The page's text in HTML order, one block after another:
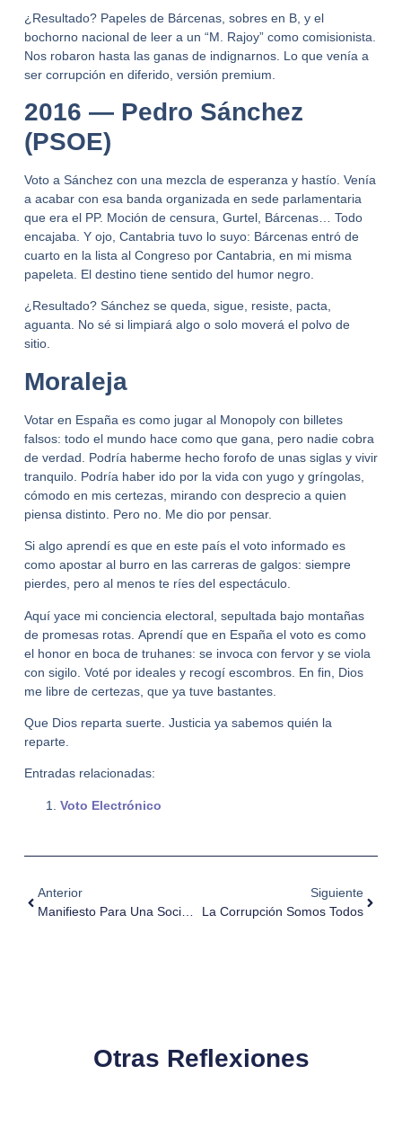
¿Resultado? Papeles de Bárcenas, sobres en B, y el
bochorno nacional de leer a un “M. Rajoy” como comisionista.
Nos robaron hasta las ganas de indignarnos. Lo que venía a
ser corrupción en diferido, versión premium.
2016 — Pedro Sánchez
(PSOE)
Voto a Sánchez con una mezcla de esperanza y hastío. Venía
a acabar con esa banda organizada en sede parlamentaria
que era el PP. Moción de censura, Gurtel, Bárcenas… Todo
encajaba. Y ojo, Cantabria tuvo lo suyo: Bárcenas entró de
cuarto en la lista al Congreso por Cantabria , en mi misma
papeleta. El destino tiene sentido del humor negro.
¿Resultado? Sánchez se queda, sigue, resiste, pacta,
aguanta. No sé si limpiará algo o solo moverá el polvo de
sitio.
Moraleja
Votar en España es como jugar al Monopoly con billetes
falsos: todo el mundo hace como que gana, pero nadie cobra
de verdad . Podría haberme hecho forofo de unas siglas y vivir
tranquilo. Podría haber ido por la vida con yugo y gríngolas,
cómodo en mis certezas, mirando con desprecio a quien
piensa distinto. Pero no. Me dio por pensar.
Si algo aprendí es que en este país el voto informado es
como apostar al burro en las carreras de galgos: siempre
pierdes, pero al menos te ríes del espectáculo.
Aquí yace mi conciencia electoral, sepultada bajo montañas
de promesas rotas. Aprendí que en España el voto es como
el honor en boca de truhanes: se invoca con fervor y se viola
con sigilo. Voté por ideales y recogí escombros. En fin, Dios
me libre de certezas, que ya tuve bastantes.
Que Dios reparta suerte. Justicia ya sabemos quién la
reparte.
Entradas relacionadas:
Voto Electrónico
Anterior
Manifiesto Para Una Sociedad En Tránsito
Siguiente
La Corrupción Somos Todos
Otras Reflexiones